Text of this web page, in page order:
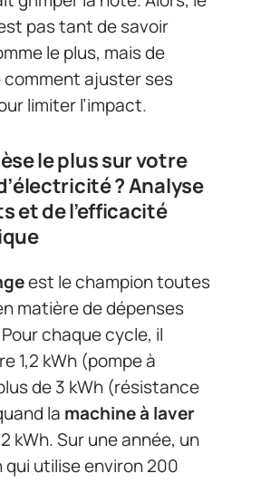
pas tant de savoir
le plus, mais de
ajuster ses
limiter l’impact.
le plus sur votre
? Analyse
et de l’efficacité
est le champion toutes
matière de dépenses
chaque cycle, il
1,2 kWh (pompe à
de 3 kWh (résistance
la machine à laver
kWh. Sur une année, un
utilise environ 200